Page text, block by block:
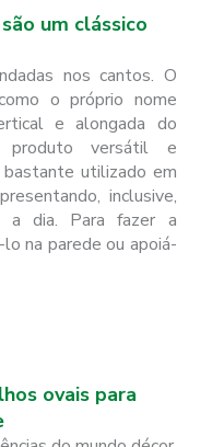
um clássico
nos cantos. O
o próprio nome
e alongada do
produto versátil e
utilizado em
inclusive,
a dia. Para fazer a
na parede ou apoiá-
ovais para